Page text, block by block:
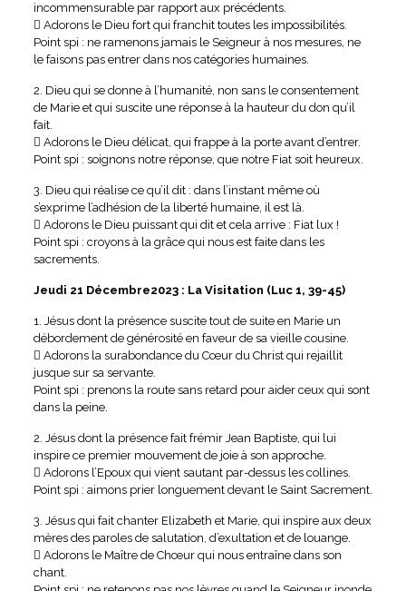
incommensurable par rapport aux précédents.
 Adorons le Dieu fort qui franchit toutes les impossibilités.
Point spi : ne ramenons jamais le Seigneur à nos mesures, ne
le faisons pas entrer dans nos catégories humaines.
2. Dieu qui se donne à l’humanité, non sans le consentement
de Marie et qui suscite une réponse à la hauteur du don qu’il
fait.
 Adorons le Dieu délicat, qui frappe à la porte avant d’entrer.
Point spi : soignons notre réponse, que notre Fiat soit heureux.
3. Dieu qui réalise ce qu’il dit : dans l’instant même où
s’exprime l’adhésion de la liberté humaine, il est là.
 Adorons le Dieu puissant qui dit et cela arrive : Fiat lux !
Point spi : croyons à la grâce qui nous est faite dans les
sacrements.
Jeudi 21 Décembre2023 : La Visitation (Luc 1, 39-45)
1. Jésus dont la présence suscite tout de suite en Marie un
débordement de générosité en faveur de sa vieille cousine.
 Adorons la surabondance du Cœur du Christ qui rejaillit
jusque sur sa servante.
Point spi : prenons la route sans retard pour aider ceux qui sont
dans la peine.
2. Jésus dont la présence fait frémir Jean Baptiste, qui lui
inspire ce premier mouvement de joie à son approche.
 Adorons l’Epoux qui vient sautant par-dessus les collines.
Point spi : aimons prier longuement devant le Saint Sacrement.
3. Jésus qui fait chanter Elizabeth et Marie, qui inspire aux deux
mères des paroles de salutation, d’exultation et de louange.
 Adorons le Maître de Chœur qui nous entraîne dans son
chant.